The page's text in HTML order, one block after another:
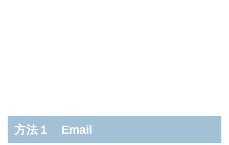
方法１ Email